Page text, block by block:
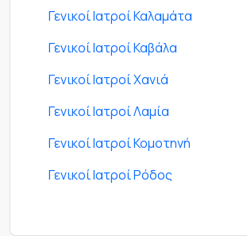
Γενικοί Ιατροί Καλαμάτα
Γενικοί Ιατροί Καβάλα
Γενικοί Ιατροί Χανιά
Γενικοί Ιατροί Λαμία
Γενικοί Ιατροί Κομοτηνή
Γενικοί Ιατροί Ρόδος